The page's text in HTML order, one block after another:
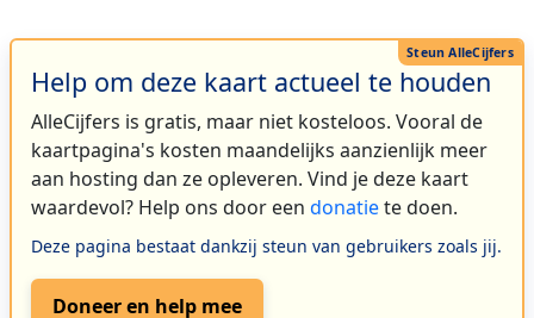
Help om deze kaart actueel te houden
AlleCijfers is gratis, maar niet kosteloos. Vooral de
kaartpagina's kosten maandelijks aanzienlijk meer
aan hosting dan ze opleveren. Vind je deze kaart
waardevol? Help ons door een donatiete doen.
Deze pagina bestaat dankzij steun van gebruikers zoals jij.
Doneer en help mee